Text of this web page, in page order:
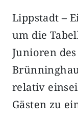
Lippstadt –
um die
Junioren
relativ
Gästen zu